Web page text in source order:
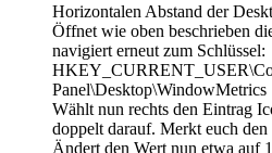
Horizontalen Abstand der
Öffnet wie oben beschrieben
navigiert erneut zum Schlüssel:
Panel\Desktop\WindowMetrics
Wählt nun rechts den Eintrag
doppelt darauf. Merkt euch den
Ändert den Wert nun etwa auf